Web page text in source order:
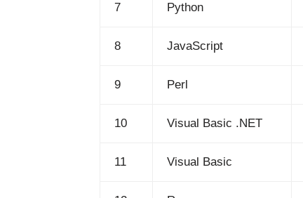
7 Python
8 JavaScript
9 Perl
10 Visual Basic .NET
11 Visual Basic